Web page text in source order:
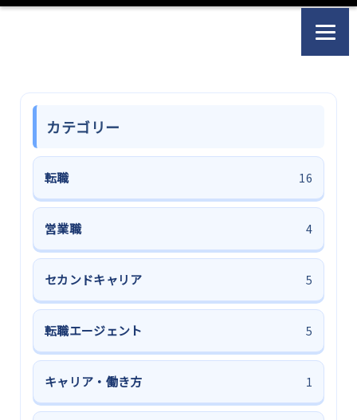
カテゴリー
転職 16
営業職 4
セカンドキャリア 5
転職エージェント 5
キャリア・働き方 1